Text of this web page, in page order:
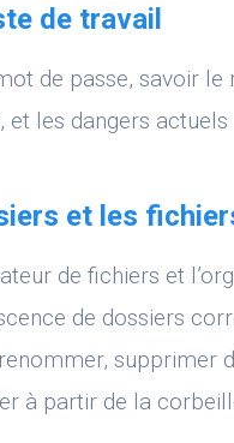
de travail
de passe, savoir le
et les dangers actuels
et les
de fichiers et
de dossiers
supprimer
à partir de la